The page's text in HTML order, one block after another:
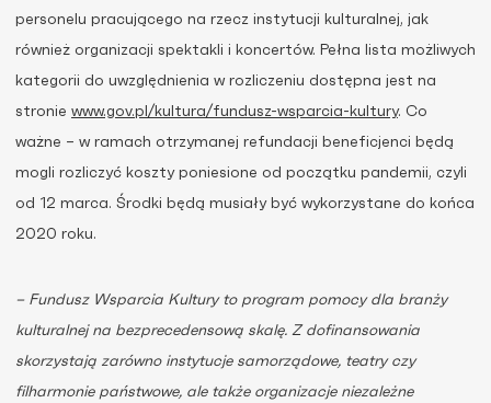
personelu pracującego na rzecz instytucji kulturalnej, jak
również organizacji spektakli i koncertów. Pełna lista możliwych
kategorii do uwzględnienia w rozliczeniu dostępna jest na
stronie www.gov.pl/kultura/fundusz-wsparcia-kultury. Co
ważne – w ramach otrzymanej refundacji beneficjenci będą
mogli rozliczyć koszty poniesione od początku pandemii, czyli
od 12 marca. Środki będą musiały być wykorzystane do końca
2020 roku.
– Fundusz Wsparcia Kultury to program pomocy dla branży
kulturalnej na bezprecedensową skalę. Z dofinansowania
skorzystają zarówno instytucje samorządowe, teatry czy
filharmonie państwowe, ale także organizacje niezależne